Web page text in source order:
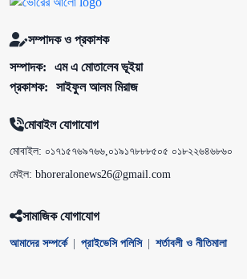
সম্পাদক ও প্রকাশক
সম্পাদক:
এম এ মোতালেব ভূইয়া
প্রকাশক:
সাইফুল আলম মিরাজ
মোবাইল যোগাযোগ
মোবাইল: ০১৭১৫৭৬৯৭৬৬,০১৯১৭৮৮৮৫০৫ ০১৮২২৬৪৬৮৬০
মেইল: bhoreralonews26@gmail.com
সামাজিক যোগাযোগ
আমাদের সম্পর্কে প্রাইভেসি পলিসি শর্তাবলী ও নীতিমালা